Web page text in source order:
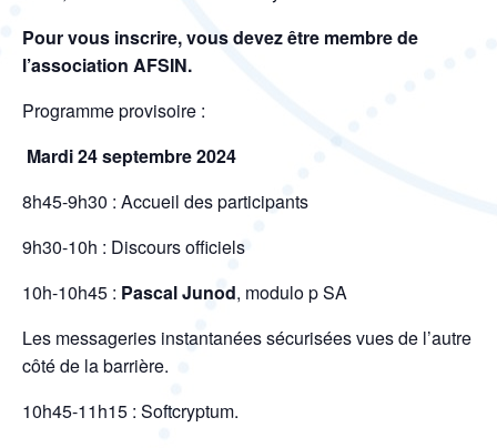
Pour vous inscrire, vous devez être membre de
l’association AFSIN.
Programme provisoire :
Mardi 24 septembre 2024
8h45-9h30 : Accueil des participants
9h30-10h : Discours officiels
10h-10h45 : Pascal Junod, modulo p SA
Les messageries instantanées sécurisées vues de l’autre
côté de la barrière.
10h45-11h15 : Softcryptum.